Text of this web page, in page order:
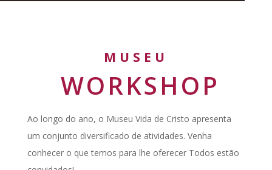
MUSEU
WORKSHOP
Ao longo do ano, o Museu Vida de Cristo apresenta
um conjunto diversificado de atividades. Venha
conhecer o que temos para lhe oferecer Todos estão